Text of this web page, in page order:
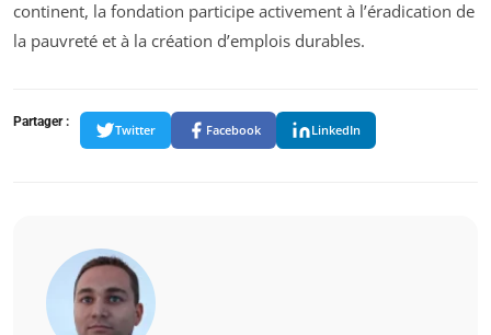
continent, la fondation participe activement à l’éradication de
la pauvreté et à la création d’emplois durables.
Partager :
Twitter Facebook LinkedIn